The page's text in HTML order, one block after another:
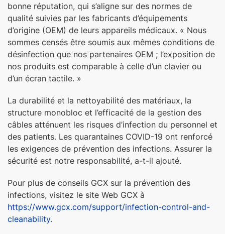
bonne réputation, qui s’aligne sur des normes de
qualité suivies par les fabricants d’équipements
d’origine (OEM) de leurs appareils médicaux. « Nous
sommes censés être soumis aux mêmes conditions de
désinfection que nos partenaires OEM ; l’exposition de
nos produits est comparable à celle d’un clavier ou
d’un écran tactile. »
La durabilité et la nettoyabilité des matériaux, la
structure monobloc et l’efficacité de la gestion des
câbles atténuent les risques d’infection du personnel et
des patients. Les quarantaines COVID-19 ont renforcé
les exigences de prévention des infections. Assurer la
sécurité est notre responsabilité, a-t-il ajouté.
Pour plus de conseils GCX sur la prévention des
infections, visitez le site Web GCX à
https://www.gcx.com/support/infection-control-and-
cleanability.